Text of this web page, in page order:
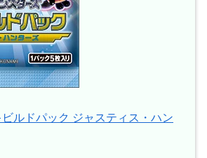
ルドパック ジャスティス・ハン